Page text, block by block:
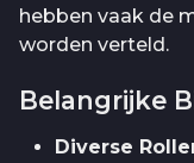
hebben vaak de
worden verteld.
Belangrijke
Diverse